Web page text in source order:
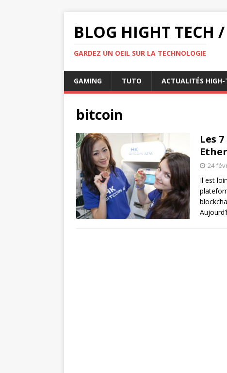
BLOG HIGHT TECH
GARDEZ UN OEIL SUR LA TECHNOLOGIE
GAMING TUTO ACTUALITÉS HIGH-
bitcoin
Les
24
Il est